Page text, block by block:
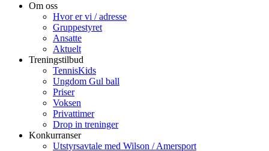
Om oss
Hvor er vi / adresse
Gruppestyret
Ansatte
Aktuelt
Treningstilbud
TennisKids
Ungdom Gul ball
Priser
Voksen
Privattimer
Drop in treninger
Konkurranser
Utstyrsavtale med Wilson / Amersport